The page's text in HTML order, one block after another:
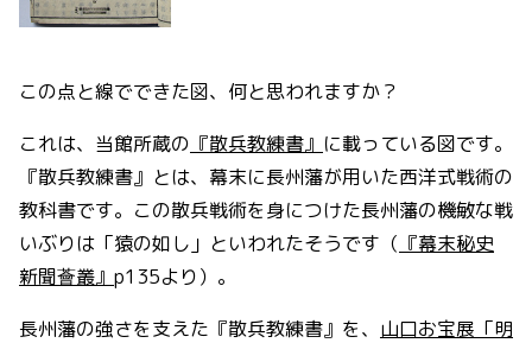
この点と線でできた図、何と思われますか？
これは、当館所蔵の 『散兵教練書』 に載っている図です。
『散兵教練書』とは、幕末に長州藩が用いた西洋式戦術の
教科書です。この散兵戦術を身につけた長州藩の機敏な戦
いぶりは「猿の如し」といわれたそうです（ 『幕末秘史
新聞薈叢』 p135より）。
長州藩の強さを支えた『散兵教練書』を、 山口お宝展「明